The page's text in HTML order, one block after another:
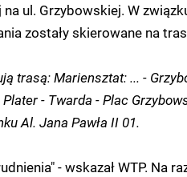
ul. Grzybowskiej. W
zostały skierowane na
trasą: Mariensztat: ... -
- Twarda - Plac
Al. Jana Pawła II 01.
- wskazał WTP. Na